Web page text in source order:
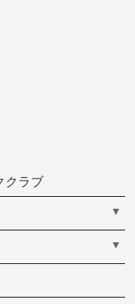
クラブ
▼
▼